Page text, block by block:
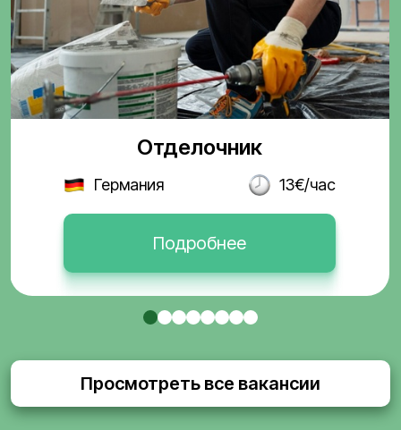
Отделочник
Германия 13€/час
Подробнее
Просмотреть все вакансии